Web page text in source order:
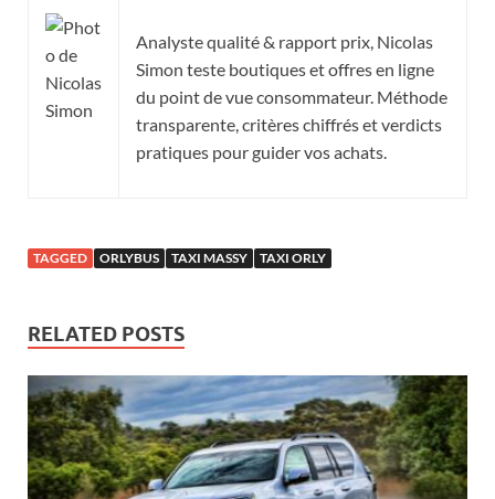
Analyste qualité & rapport prix, Nicolas
Simon teste boutiques et offres en ligne
du point de vue consommateur. Méthode
transparente, critères chiffrés et verdicts
pratiques pour guider vos achats.
TAGGED ORLYBUS TAXI MASSY TAXI ORLY
RELATED POSTS